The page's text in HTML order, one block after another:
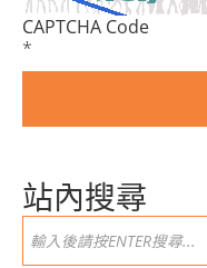
CAPTCHA Code
*
站內搜尋